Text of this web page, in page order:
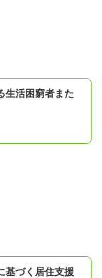
生活困窮者また
基づく居住支援